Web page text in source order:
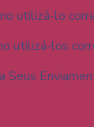
utilizá-lo
utilizá-los
Seus